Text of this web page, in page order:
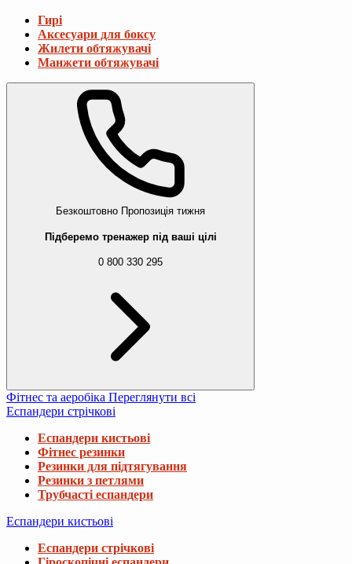
Гирі
Аксесуари для боксу
Жилети обтяжувачі
Манжети обтяжувачі
Безкоштовно Пропозиція тижня
Підберемо тренажер під ваші цілі
0 800 330 295
Фітнес та аеробіка Переглянути всі
Еспандери стрічкові
Еспандери кистьові
Фітнес резинки
Резинки для підтягування
Резинки з петлями
Трубчасті еспандери
Еспандери кистьові
Еспандери стрічкові